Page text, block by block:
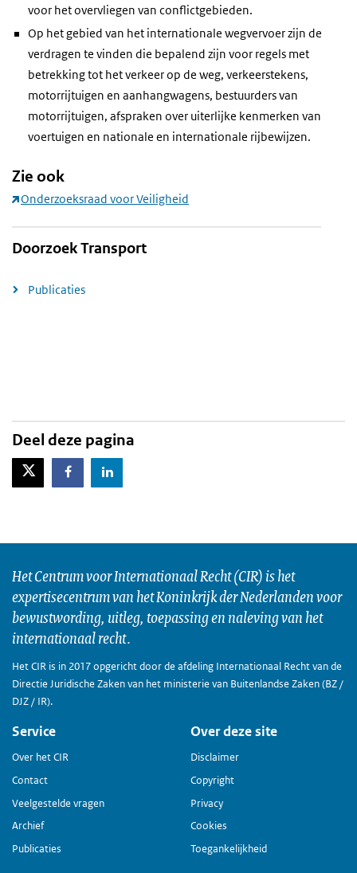
voor het overvliegen van conflictgebieden.
Op het gebied van het internationale wegvervoer zijn de
verdragen te vinden die bepalend zijn voor regels met
betrekking tot het verkeer op de weg, verkeerstekens,
motorrijtuigen en aanhangwagens, bestuurders van
motorrijtuigen, afspraken over uiterlijke kenmerken van
voertuigen en nationale en internationale rijbewijzen.
Zie ook
Onderzoeksraad voor Veiligheid
Doorzoek Transport
Publicaties
Deel deze pagina
X-TwitterFacebookLinkedIn
Het Centrum voor Internationaal Recht (CIR) is het
expertisecentrum van het Koninkrijk der Nederlanden voor
bewustwording, uitleg, toepassing en naleving van het
internationaal recht.
Het CIR is in 2017 opgericht door de afdeling Internationaal Recht van de
Directie Juridische Zaken van het ministerie van Buitenlandse Zaken (BZ /
DJZ / IR).
Service
Over het CIR
Contact
Veelgestelde vragen
Archief
Publicaties
Over deze site
Disclaimer
Copyright
Privacy
Cookies
Toegankelijkheid